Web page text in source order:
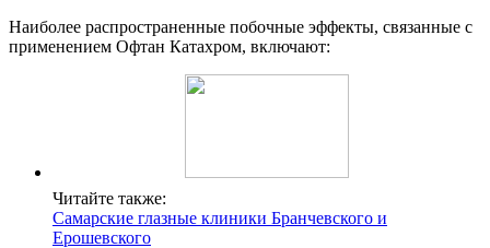
Наиболее распространенные побочные эффекты, связанные с
применением Офтан Катахром, включают:
Читайте также:
Самарские глазные клиники Бранчевского и
Ерошевского